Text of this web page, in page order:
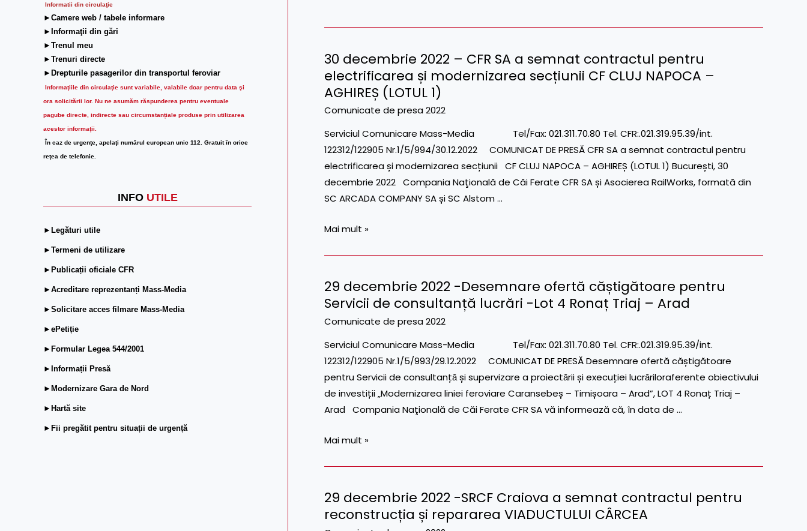
Informatii din circulaţie
►Camere web / tabele informare
►Informaţii din gări
►Trenul meu
►Trenuri directe
►Drepturile pasagerilor din transportul feroviar
Informaţiile din circulaţie sunt variabile, valabile doar pentru data şi
ora solicitării lor. Nu ne asumăm răspunderea pentru eventuale
pagube directe, indirecte sau circumstanțiale produse prin utilizarea
acestor informații.
În caz de urgenţe, apelaţi numărul european unic 112. Gratuit în orice
reţea de telefonie.
INFO UTILE
►Legături utile
►Termeni de utilizare
►Publicații oficiale CFR
►Acreditare reprezentanți Mass-Media
►Solicitare acces filmare Mass-Media
►ePetiție
►Formular Legea 544/2001
►Informații Presă
►Modernizare Gara de Nord
►Hartă site
►Fii pregătit pentru situații de urgență
30 decembrie 2022 – CFR SA a semnat contractul pentru
electrificarea și modernizarea secțiunii CF CLUJ NAPOCA –
AGHIREȘ (LOTUL 1)
Comunicate de presa 2022
Serviciul Comunicare Mass-Media Tel/Fax: 021.311.70.80 Tel. CFR:.021.319.95.39/int.
122312/122905 Nr.1/5/994/30.12.2022 COMUNICAT DE PRESĂ CFR SA a semnat contractul pentru
electrificarea și modernizarea secțiunii CF CLUJ NAPOCA – AGHIREȘ (LOTUL 1) București, 30
decembrie 2022 Compania Naţională de Căi Ferate CFR SA și Asocierea RailWorks, formată din
SC ARCADA COMPANY SA și SC Alstom …
30
decembrie
2022
–
SA
a
semnat
contractul
pentru
și
modernizarea
CF
CLUJ
NAPOCA
AGHIREȘ
(LOTUL
1)
Mai mult »
29 decembrie 2022 -Desemnare ofertă căștigătoare pentru
Servicii de consultanță lucrări -Lot 4 Ronaț Triaj – Arad
Comunicate de presa 2022
Serviciul Comunicare Mass-Media Tel/Fax: 021.311.70.80 Tel. CFR:.021.319.95.39/int.
122312/122905 Nr.1/5/993/29.12.2022 COMUNICAT DE PRESĂ Desemnare ofertă căștigătoare
pentru Servicii de consultanțӑ și supervizare a proiectӑrii și execuției lucrӑriloraferente obiectivului
de investiții „Modernizarea liniei feroviare Caransebeș – Timișoara – Arad”, LOT 4 Ronaț Triaj –
Arad Compania Naţională de Căi Ferate CFR SA vă informează că, în data de …
29
decembrie
2022
Desemnare
ofertă
căștigătoare
pentru
Servicii
consultanță
lucrări
Lot
4
Mai mult »
29 decembrie 2022 -SRCF Craiova a semnat contractul pentru
reconstrucția și repararea VIADUCTULUI CÂRCEA
29
decembrie